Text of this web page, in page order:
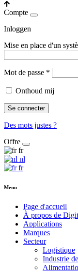
Compte
Inloggen
Mise en place d'un
Mot de passe *
Onthoud mij
Se connecter
Des mots justes ?
Offre
fr
nl
fr
Menu
Page d'accueil
À propos de
Applications
Marques
Secteur
Logistique
Industrie